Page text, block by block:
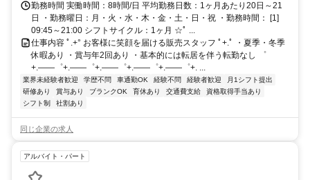
勤務時間 実働時間：8時間/日 平均勤務日数：1ヶ月あたり20日～21
日 ・勤務曜日：月・火・水・木・金・土・日・祝 ・勤務時間： [1]
09:45～21:00 シフトサイクル：1ヶ月 ☆ﾟ ...
仕事内容 ﾟ.+° お客様に笑顔を届ける販売スタッフ ﾟ+.ﾟ ・夏季・冬季
休暇あり ・賞与年2回あり ・基本的には転居を伴う転勤なし ゜
+.――゜+.――゜+.――゜+.――゜+.――゜+. ...
業界未経験者歓迎 学歴不問 車通勤OK 経験不問 経験者歓迎
月1シフト提出
研修あり
賞与あり ブランクOK 育休あり 交通費支給
資格取得手当あり
シフト制
社割あり
同じ企業の求人
アルバイト・パート